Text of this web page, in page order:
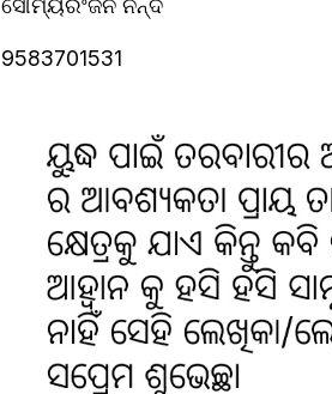
ସୌମ୍ୟରଂଜନ ନନ୍ଦ
9583701531